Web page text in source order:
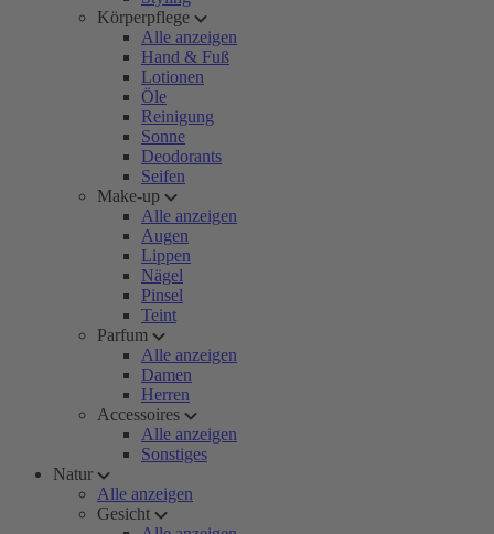
Körperpflege
Alle anzeigen
Hand & Fuß
Lotionen
Öle
Reinigung
Sonne
Deodorants
Seifen
Make-up
Alle anzeigen
Augen
Lippen
Nägel
Pinsel
Teint
Parfum
Alle anzeigen
Damen
Herren
Accessoires
Alle anzeigen
Sonstiges
Natur
Alle anzeigen
Gesicht